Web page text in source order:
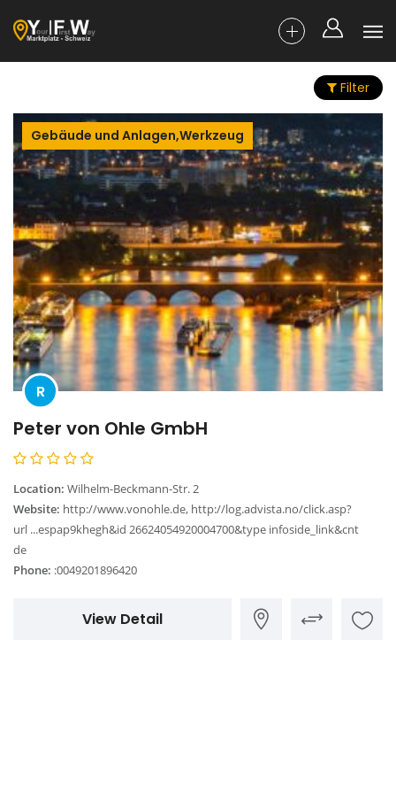
Filter
Gebäude und Anlagen,Werkzeug
R
Peter von Ohle GmbH
Location: Wilhelm-Beckmann-Str. 2
Website: http://www.vonohle.de, http://log.advista.no/click.asp?
url ...espap9khegh&id 26624054920004700&type infoside_link&cnt
de
Phone: :0049201896420
View Detail